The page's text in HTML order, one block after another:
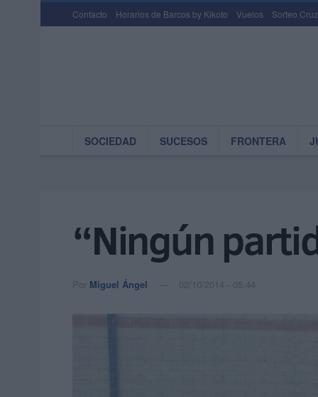
Contacto Horarios de Barcos by Kikoto Vuelos Sorteo
SOCIEDAD SUCESOS FRONTERA
“Ningún
Por Miguel Ángel 02/10/2014 - 05:44